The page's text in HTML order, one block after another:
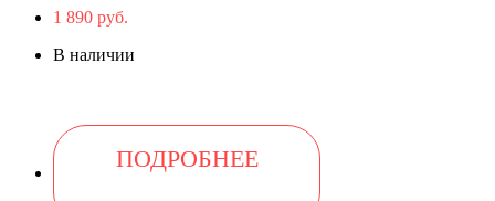
1 890 руб.
В наличии
ПОДРОБНЕЕ